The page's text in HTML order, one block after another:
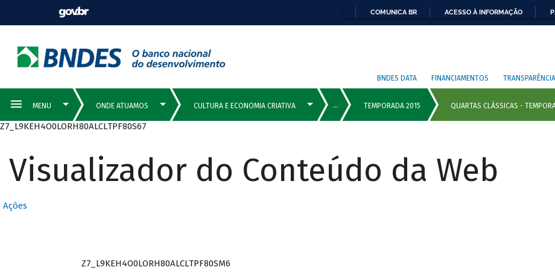
COMUNICA BR ACESSO À INFORMAÇÃO
BNDES DATA FINANCIAMENTOS TRANSPARÊNCIA
Z7_L9KEH4O0LORH80ALCLTPF80S67
Visualizador do Conteúdo da Web
Ações
Z7_L9KEH4O0LORH80ALCLTPF80SM6